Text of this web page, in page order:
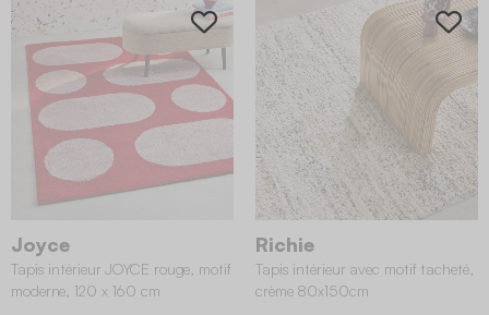
Joyce
Tapis intérieur JOYCE rouge, motif
moderne, 120 x 160 cm
Richie
Tapis intérieur avec motif tacheté,
crème 80x150cm